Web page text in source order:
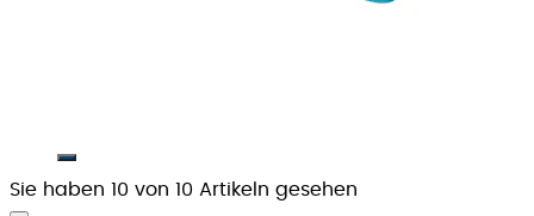
Sie haben 10 von 10 Artikeln gesehen